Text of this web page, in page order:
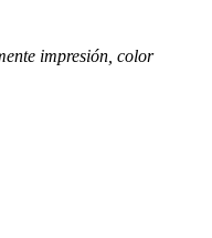
impresión, color